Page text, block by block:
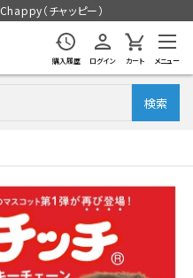
（チャッピー）
購入履歴 ログイン カート メニュー
検索
会員登録
ェック